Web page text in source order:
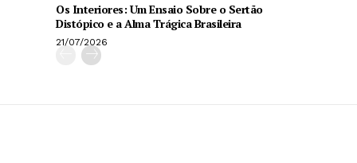
Os Interiores: Um Ensaio Sobre o Sertão
Distópico e a Alma Trágica Brasileira
21/07/2026